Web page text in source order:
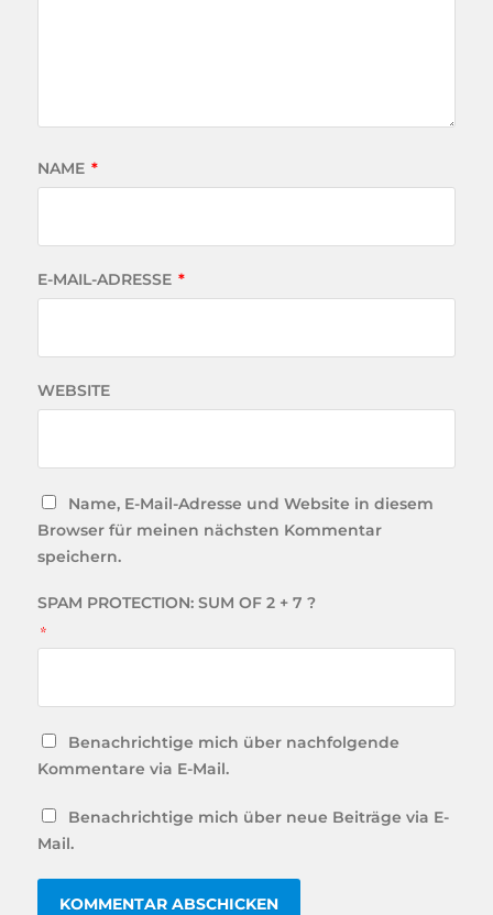
NAME *
E-MAIL-ADRESSE *
WEBSITE
Name, E-Mail-Adresse und Website in diesem
Browser für meinen nächsten Kommentar
speichern.
SPAM PROTECTION: SUM OF 2 + 7 ?
*
Benachrichtige mich über nachfolgende
Kommentare via E-Mail.
Benachrichtige mich über neue Beiträge via E-
Mail.